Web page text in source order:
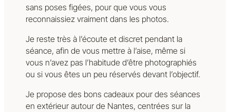
sans poses figées, pour que vous vous
reconnaissiez vraiment dans les photos.
Je reste très à l’écoute et discret pendant la
séance, afin de vous mettre à l’aise, même si
vous n’avez pas l’habitude d’être photographiés
ou si vous êtes un peu réservés devant l’objectif.
Je propose des bons cadeaux pour des séances
en extérieur autour de Nantes, centrées sur la